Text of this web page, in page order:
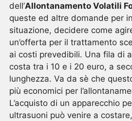
dell’Allontanamento Volatili
queste ed altre domande per
situazione, decidere come
un’offerta per il trattamento
ai costi prevedibili. Una fila di
costa tra i 10 e i 20 euro, a
lunghezza. Va da sè che
più economici per
L’acquisto di un apparecchio
ultrasuoni può venire a